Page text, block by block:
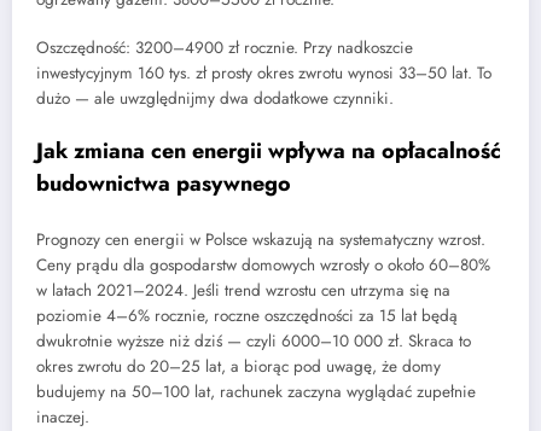
Oszczędność: 3200–4900 zł rocznie. Przy nadkoszcie
inwestycyjnym 160 tys. zł prosty okres zwrotu wynosi 33–50 lat. To
dużo — ale uwzględnijmy dwa dodatkowe czynniki.
Jak zmiana cen energii wpływa na opłacalność
budownictwa pasywnego
Prognozy cen energii w Polsce wskazują na systematyczny wzrost.
Ceny prądu dla gospodarstw domowych wzrosły o około 60–80%
w latach 2021–2024. Jeśli trend wzrostu cen utrzyma się na
poziomie 4–6% rocznie, roczne oszczędności za 15 lat będą
dwukrotnie wyższe niż dziś — czyli 6000–10 000 zł. Skraca to
okres zwrotu do 20–25 lat, a biorąc pod uwagę, że domy
budujemy na 50–100 lat, rachunek zaczyna wyglądać zupełnie
inaczej.